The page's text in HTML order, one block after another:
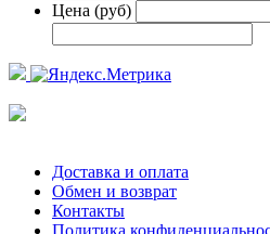
Цена (руб)
Доставка и оплата
Обмен и возврат
Контакты
Политика